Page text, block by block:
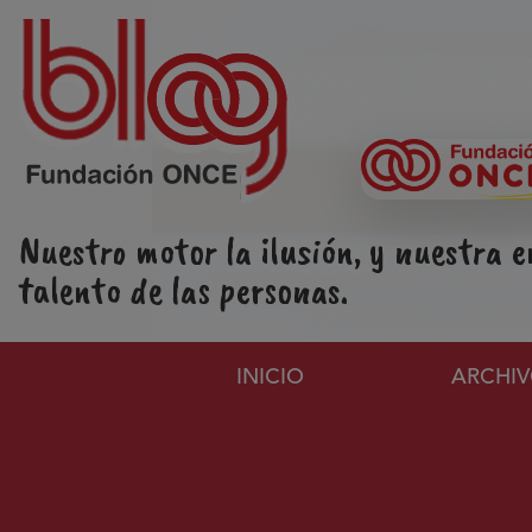
Pasar al contenido principal
Nuestro motor la ilusión, y nuestra
talento de las personas.
Navegación
INICIO